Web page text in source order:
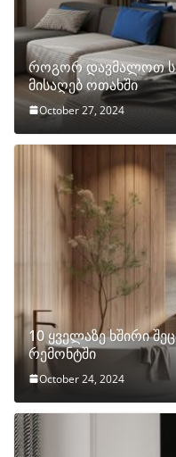
როგორ დავმალოთ
მისაღებ ოთახში
October 27, 2024
10 ყველაზე ხშირი
რემონტში
October 24, 2024